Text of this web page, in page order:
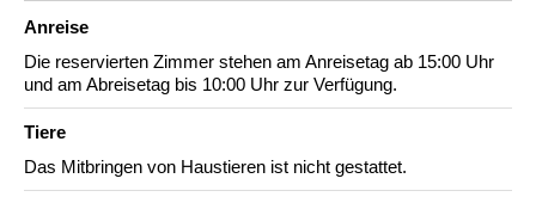
Anreise
Die reservierten Zimmer stehen am Anreisetag ab 15:00 Uhr
und am Abreisetag bis 10:00 Uhr zur Verfügung.
Tiere
Das Mitbringen von Haustieren ist nicht gestattet.